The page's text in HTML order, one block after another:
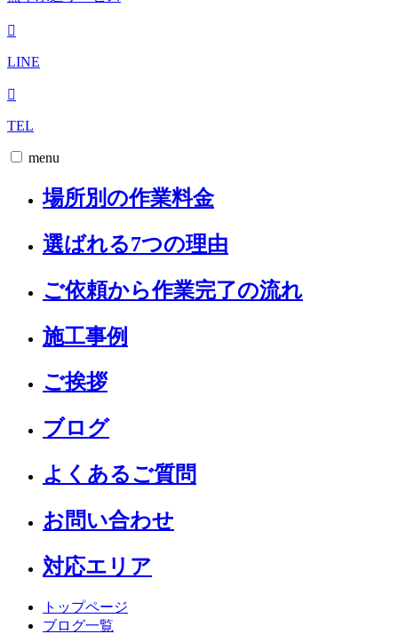
LINE
TEL
menu
場所別の作業料金
選ばれる7つの理由
ご依頼から作業完了の流れ
施工事例
ご挨拶
ブログ
よくあるご質問
お問い合わせ
対応エリア
トップページ
ブログ一覧